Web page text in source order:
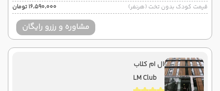
قیمت کودک بدون تخت (هرنفر)
۱۶٬۵۹۰٬۰۰۰ تومان
مشاوره و رزرو رایگان
ال ام کلاب
LM Club